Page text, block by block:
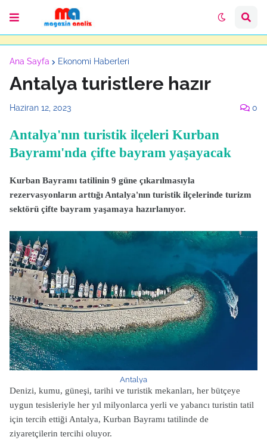
Ana Sayfa Ekonomi Haberleri
Antalya turistlere hazır
Haziran 12, 2023 0
Antalya'nın turistik ilçeleri Kurban
Bayramı'nda çifte bayram yaşayacak
Kurban Bayramı tatilinin 9 güne çıkarılmasıyla
rezervasyonların arttığı Antalya'nın turistik ilçelerinde turizm
sektörü çifte bayram yaşamaya hazırlanıyor.
Antalya
Denizi, kumu, güneşi, tarihi ve turistik mekanları, her bütçeye
uygun tesisleriyle her yıl milyonlarca yerli ve yabancı turistin tatil
için tercih ettiği Antalya, Kurban Bayramı tatilinde de
ziyaretçilerin tercihi oluyor.